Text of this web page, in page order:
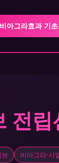
아그라효과 기
전
비아그라·시